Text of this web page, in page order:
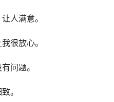
人满意。
很放心。
问题。
。